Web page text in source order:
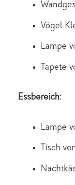
Vögel
Lampe
Tapete
Essbereich:
Lampe
Tisch